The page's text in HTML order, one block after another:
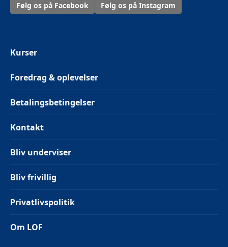
Følg os på Facebook Følg os på Instagram
Kurser
Foredrag & oplevelser
Betalingsbetingelser
Kontakt
Bliv underviser
Bliv frivillig
Privatlivspolitik
Om LOF